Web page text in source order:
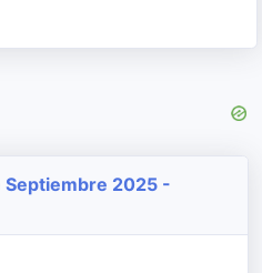
Septiembre 2025 -